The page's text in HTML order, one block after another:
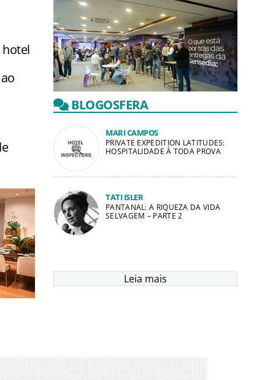
Complexo na Zona Sul de São Paulo
reúne centro de eventos, hotel
BLOGOSFERA
MARI CAMPOS
PRIVATE EXPEDITION LATITUDES:
HOSPITALIDADE À TODA PROVA
TATI ISLER
PANTANAL: A RIQUEZA DA VIDA
SELVAGEM – PARTE 2
Leia mais